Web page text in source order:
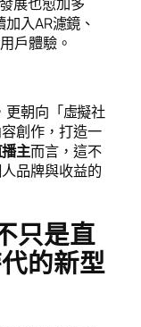
入AR濾鏡、
戶體驗。
更朝向「虛擬社
創作，打造一
主而言，這不
品牌與收益的
只是直
的新型